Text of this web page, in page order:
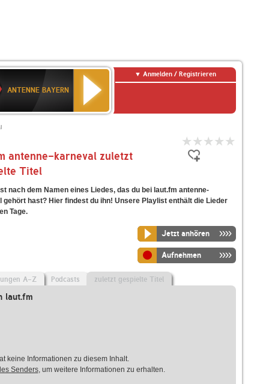
ANTENNE BAYERN
Anmelden / Registrieren
antenne-karneval zuletzt
Titel
nach dem Namen eines Liedes, das du bei laut.fm antenne-
gehört hast? Hier findest du ihn! Unsere Playlist enthält die Lieder
Tage.
Jetzt anhören
Aufnehmen
A-Z Podcasts zuletzt gespielte Titel
laut.fm
keine Informationen zu diesem Inhalt.
Senders, um weitere Informationen zu erhalten.